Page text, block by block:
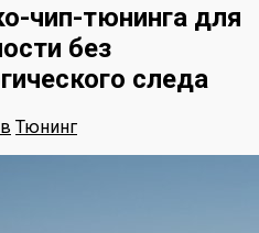
чип-тюнинга для
без
следа
Тюнинг